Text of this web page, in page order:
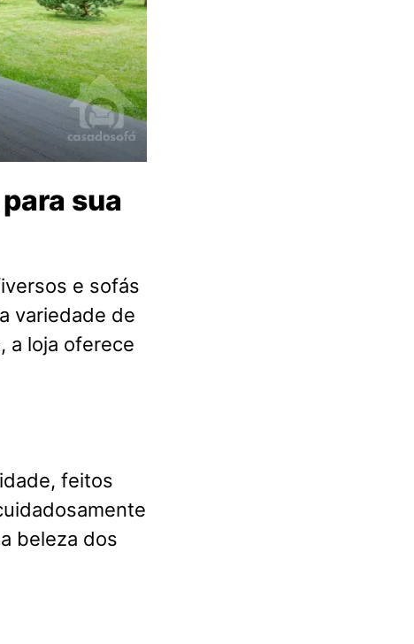
sua
e sofás
variedade de
a loja oferece
feitos
beleza dos